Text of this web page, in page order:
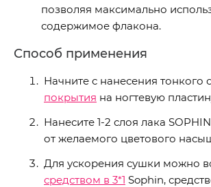
позволяя максимально
содержимое флакона.
Способ применения
Начните с нанесения тонкого
покрытия на ногтевую
Нанесите 1-2 слоя лака
от желаемого цветового
Для ускорения сушки можно
средством в 3*1 Sophin,